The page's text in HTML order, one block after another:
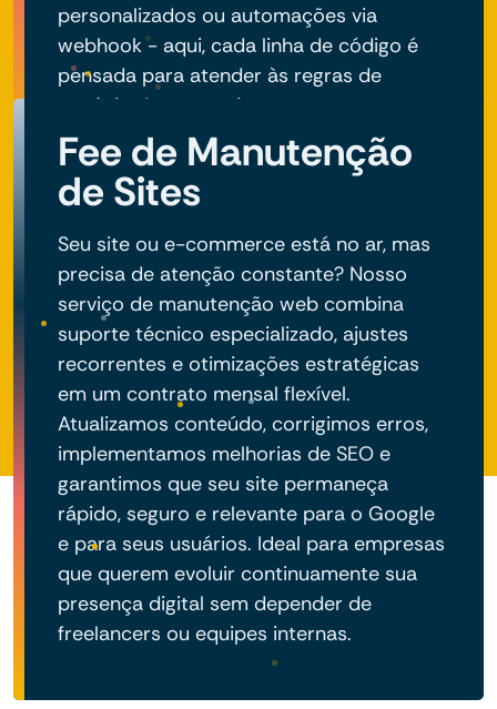
personalizados ou automações via
webhook - aqui, cada linha de código é
pensada para atender às regras de
negócio do seu projeto.
Fee de Manutenção
de Sites
Seu site ou e-commerce está no ar, mas
precisa de atenção constante? Nosso
serviço de manutenção web combina
suporte técnico especializado, ajustes
recorrentes e otimizações estratégicas
em um contrato mensal flexível.
Atualizamos conteúdo, corrigimos erros,
implementamos melhorias de SEO e
garantimos que seu site permaneça
rápido, seguro e relevante para o Google
e para seus usuários. Ideal para empresas
que querem evoluir continuamente sua
presença digital sem depender de
freelancers ou equipes internas.